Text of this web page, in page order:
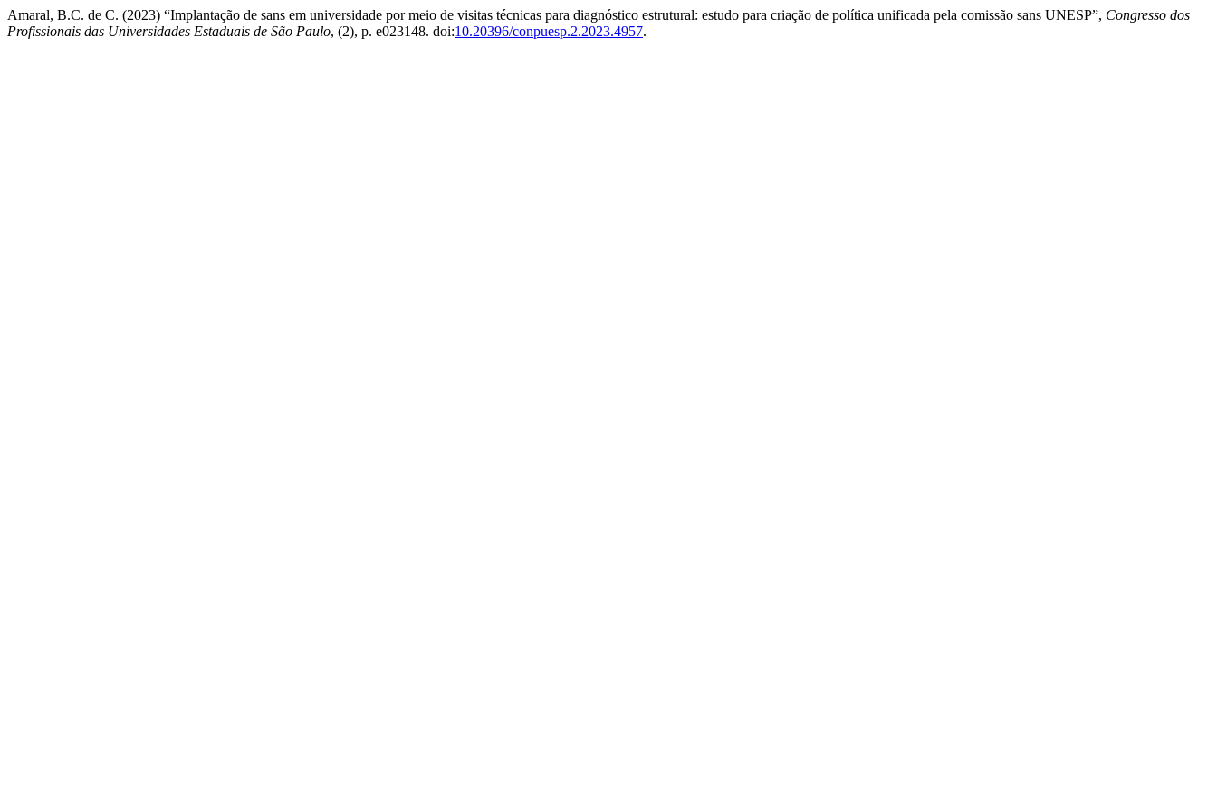
Amaral, B.C. de C. (2023) “Implantação de sans em universidade por meio de visitas técnicas para diagnóstico estrutural: estudo para criação de política unificada pela comissão sans UNESP”, Congresso dos
Profissionais das Universidades Estaduais de São Paulo, (2), p. e023148. doi:10.20396/conpuesp.2.2023.4957.